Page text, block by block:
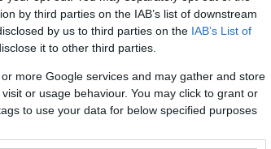
by third parties on the IAB’s list of downstream
by us to third parties on the IAB’s List of
it to other third parties.
more Google services and may gather and store
or usage behaviour. You may click to grant or
to use your data for below specified purposes
Összehasonlítás